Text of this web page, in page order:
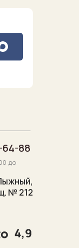
64-88
до
№ 212